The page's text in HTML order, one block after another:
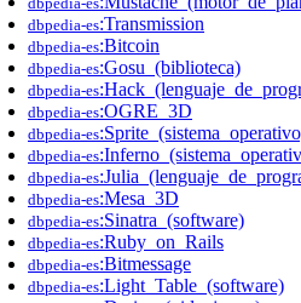
dbpedia-es:Transmission
dbpedia-es:Bitcoin
dbpedia-es:Gosu_(biblioteca)
dbpedia-es
dbpedia-es:OGRE_3D
dbpedia-es
dbpedia-es
dbpedia-es
dbpedia-es:Mesa_3D
dbpedia-es:Sinatra_(software)
dbpedia-es:Ruby_on_Rails
dbpedia-es:Bitmessage
dbpedia-es:Light_Table_(software)